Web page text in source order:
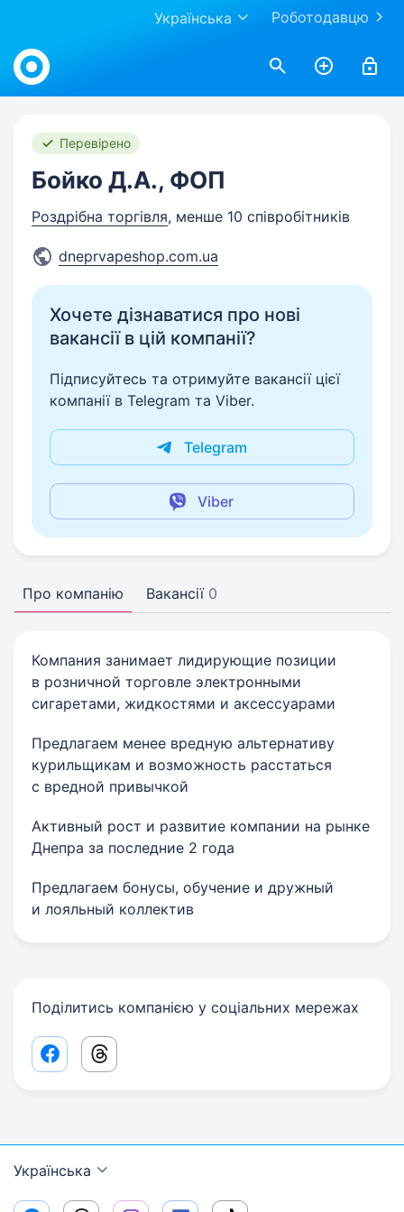
Роботодавцю
Українська
Work.ua
Перевірено
Бойко Д.А., ФОП
Роздрібна торгівля, менше 10 співробітників
dneprvapeshop.com.ua
Хочете дізнаватися про нові
вакансії в цій компанії?
Підписуйтесь та отримуйте вакансії цієї
компанії в Telegram та Viber.
Telegram
Viber
Про компанію Вакансії 0
Компания занимает лидирующие позиции
в розничной торговле электронными
сигаретами, жидкостями и аксессуарами
Предлагаем менее вредную альтернативу
курильщикам и возможность расстаться
с вредной привычкой
Активный рост и развитие компании на рынке
Днепра за последние 2 года
Предлагаем бонусы, обучение и дружный
и лояльный коллектив
Поділитись компанією у соціальних мережах
Facebook share link
Threads share link
Українська